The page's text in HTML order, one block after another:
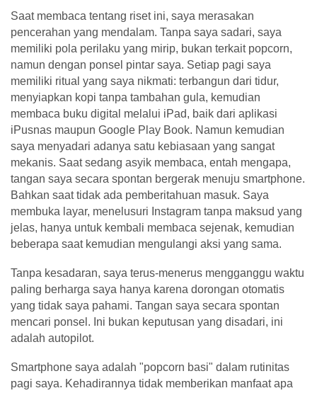
Saat membaca tentang riset ini, saya merasakan
pencerahan yang mendalam. Tanpa saya sadari, saya
memiliki pola perilaku yang mirip, bukan terkait popcorn,
namun dengan ponsel pintar saya. Setiap pagi saya
memiliki ritual yang saya nikmati: terbangun dari tidur,
menyiapkan kopi tanpa tambahan gula, kemudian
membaca buku digital melalui iPad, baik dari aplikasi
iPusnas maupun Google Play Book. Namun kemudian
saya menyadari adanya satu kebiasaan yang sangat
mekanis. Saat sedang asyik membaca, entah mengapa,
tangan saya secara spontan bergerak menuju smartphone.
Bahkan saat tidak ada pemberitahuan masuk. Saya
membuka layar, menelusuri Instagram tanpa maksud yang
jelas, hanya untuk kembali membaca sejenak, kemudian
beberapa saat kemudian mengulangi aksi yang sama.
Tanpa kesadaran, saya terus-menerus mengganggu waktu
paling berharga saya hanya karena dorongan otomatis
yang tidak saya pahami. Tangan saya secara spontan
mencari ponsel. Ini bukan keputusan yang disadari, ini
adalah autopilot.
Smartphone saya adalah "popcorn basi" dalam rutinitas
pagi saya. Kehadirannya tidak memberikan manfaat apa